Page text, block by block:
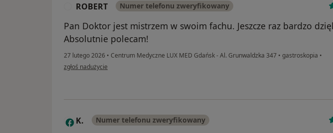
ROBERT Numer telefonu zweryfikowany
Pan Doktor jest mistrzem w swoim fachu. Jeszcze raz bardzo
Absolutnie polecam!
27 lutego 2026 • Centrum Medyczne LUX MED Gdańsk - Al. Grunwaldzka 347 • gastroskopia •
w opinii użytkownika ROBERT
zgłoś nadużycie
K K. Numer telefonu zweryfikowany